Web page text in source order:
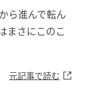
ら進んで転ん
まさにこのこ
元記事で読む